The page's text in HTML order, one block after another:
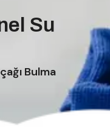
Su
Bulma